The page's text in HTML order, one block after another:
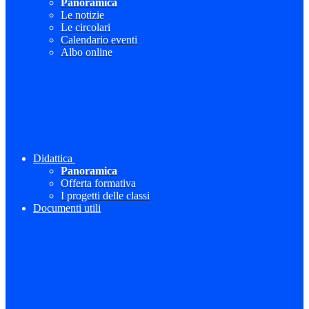
Panoramica
Le notizie
Le circolari
Calendario eventi
Albo online
Didattica
Panoramica
Offerta formativa
I progetti delle classi
Documenti utili